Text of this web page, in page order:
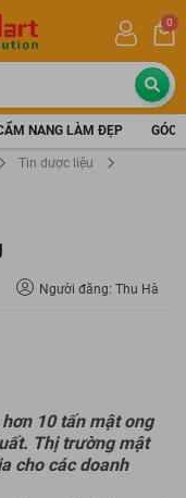
0
NANG LÀM ĐẸP GÓC
Tin dược liệu
Người đăng: Thu Hà
10 tấn mật ong
Thị trường mật
cho các doanh